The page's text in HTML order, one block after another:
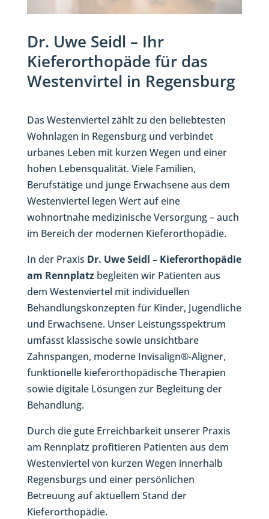
Dr. Uwe Seidl – Ihr
Kieferorthopäde für das
Westenvirtel in Regensburg
Das Westenviertel zählt zu den beliebtesten
Wohnlagen in Regensburg und verbindet
urbanes Leben mit kurzen Wegen und einer
hohen Lebensqualität. Viele Familien,
Berufstätige und junge Erwachsene aus dem
Westenviertel legen Wert auf eine
wohnortnahe medizinische Versorgung – auch
im Bereich der modernen Kieferorthopädie.
In der Praxis Dr. Uwe Seidl – Kieferorthopädie
am Rennplatzbegleiten wir Patienten aus
dem Westenviertel mit individuellen
Behandlungskonzepten für Kinder, Jugendliche
und Erwachsene. Unser Leistungsspektrum
umfasst klassische sowie unsichtbare
Zahnspangen, moderne Invisalign®-Aligner,
funktionelle kieferorthopädische Therapien
sowie digitale Lösungen zur Begleitung der
Behandlung.
Durch die gute Erreichbarkeit unserer Praxis
am Rennplatz profitieren Patienten aus dem
Westenviertel von kurzen Wegen innerhalb
Regensburgs und einer persönlichen
Betreuung auf aktuellem Stand der
Kieferorthopädie.